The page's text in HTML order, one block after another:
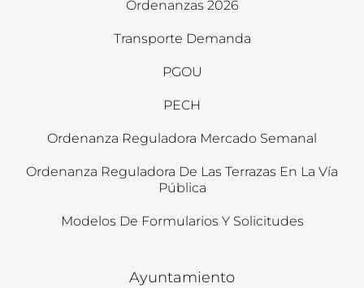
Ordenanzas 2026
Transporte Demanda
PGOU
PECH
Ordenanza Reguladora Mercado Semanal
Ordenanza Reguladora De Las Terrazas En La Vía
Pública
Modelos De Formularios Y Solicitudes
Ayuntamiento